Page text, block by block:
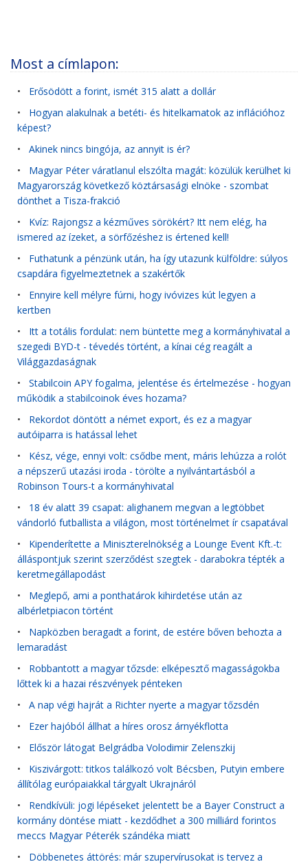
Most a címlapon:
• Erősödött a forint, ismét 315 alatt a dollár
• Hogyan alakulnak a betéti- és hitelkamatok az inflációhoz
képest?
• Akinek nincs bingója, az annyit is ér?
• Magyar Péter váratlanul elszólta magát: közülük kerülhet ki
Magyarország következő köztársasági elnöke - szombat
dönthet a Tisza-frakció
• Kvíz: Rajongsz a kézműves sörökért? Itt nem elég, ha
ismered az ízeket, a sörfőzéshez is értened kell!
• Futhatunk a pénzünk után, ha így utazunk külföldre: súlyos
csapdára figyelmeztetnek a szakértők
• Ennyire kell mélyre fúrni, hogy ivóvizes kút legyen a
kertben
• Itt a totális fordulat: nem büntette meg a kormányhivatal a
szegedi BYD-t - tévedés történt, a kínai cég reagált a
Világgazdaságnak
• Stabilcoin APY fogalma, jelentése és értelmezése - hogyan
működik a stabilcoinok éves hozama?
• Rekordot döntött a német export, és ez a magyar
autóiparra is hatással lehet
• Kész, vége, ennyi volt: csődbe ment, máris lehúzza a rolót
a népszerű utazási iroda - törölte a nyilvántartásból a
Robinson Tours-t a kormányhivatal
• 18 év alatt 39 csapat: alighanem megvan a legtöbbet
vándorló futballista a világon, most történelmet ír csapatával
• Kipenderítette a Miniszterelnökség a Lounge Event Kft.-t:
álláspontjuk szerint szerződést szegtek - darabokra tépték a
keretmegállapodást
• Meglepő, ami a ponthatárok kihirdetése után az
albérletpiacon történt
• Napközben beragadt a forint, de estére bőven behozta a
lemaradást
• Robbantott a magyar tőzsde: elképesztő magasságokba
lőttek ki a hazai részvények pénteken
• A nap végi hajrát a Richter nyerte a magyar tőzsdén
• Ezer hajóból állhat a híres orosz árnyékflotta
• Először látogat Belgrádba Volodimir Zelenszkij
• Kiszivárgott: titkos találkozó volt Bécsben, Putyin embere
állítólag európaiakkal tárgyalt Ukrajnáról
• Rendkívüli: jogi lépéseket jelentett be a Bayer Construct a
kormány döntése miatt - kezdődhet a 300 milliárd forintos
meccs Magyar Péterék szándéka miatt
• Döbbenetes áttörés: már szupervírusokat is tervez a